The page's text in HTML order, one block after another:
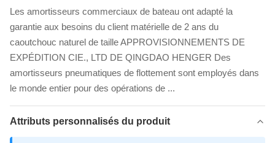
Les amortisseurs commerciaux de bateau ont adapté la
garantie aux besoins du client matérielle de 2 ans du
caoutchouc naturel de taille APPROVISIONNEMENTS DE
EXPÉDITION CIE., LTD DE QINGDAO HENGER Des
amortisseurs pneumatiques de flottement sont employés dans
le monde entier pour des opérations de ...
Attributs personnalisés du produit